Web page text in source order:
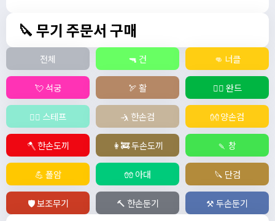
🔪 무기 주문서 구매
전체 🔫 건 👊 너클
💘 석궁 🏹 활 🧙‍♀️ 완드
🧚‍♂️ 스테프 🤺 한손검 👐 양손검
🪓 한손도끼 👩‍🚒 두손도끼 🍡 창
💪 폴암 🧤 아대 🔪 단검
🛡️ 보조무기 🔨 한손둔기 ⚒️ 두손둔기